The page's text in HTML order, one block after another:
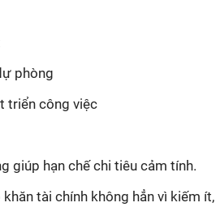
phòng
triển công việc
giúp hạn chế chi tiêu cảm tính.
tài chính không hẳn vì kiếm